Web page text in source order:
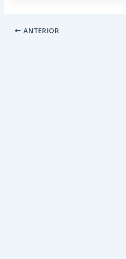
ANTERIOR